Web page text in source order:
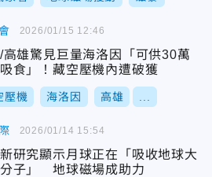
高雄驚見巨量海洛因「可供30萬
食」！藏空壓機內遭破獲
壓機 海洛因 高雄
2026/01/15 12:46
研究顯示月球正在「吸收地球大
子」 地球磁場成助力
2026/01/14 15:54